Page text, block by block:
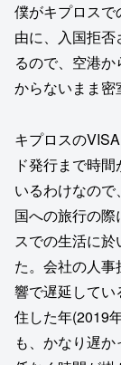
僕がキプロス
由に、入国拒
るので、空港
からないまま密
キプロスの
ド発行まで時
いるわけなの
国への旅行の
スでの生活に
た。会社の人
響で遅延して
住した年(2019
も、かなり遅